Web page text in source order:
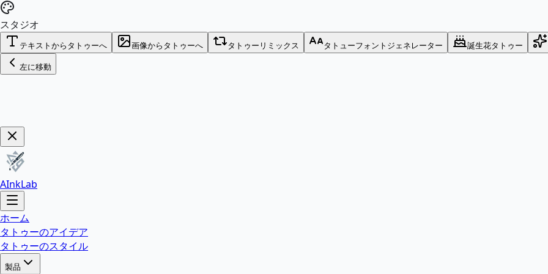
スタジオ
テキストからタトゥーへ 画像からタトゥーへ タトゥーリミックス タトューフォントジェネレーター 誕生花タトゥー
左に移動
AInkLab
ホーム
タトゥーのアイデア
タトゥーのスタイル
製品